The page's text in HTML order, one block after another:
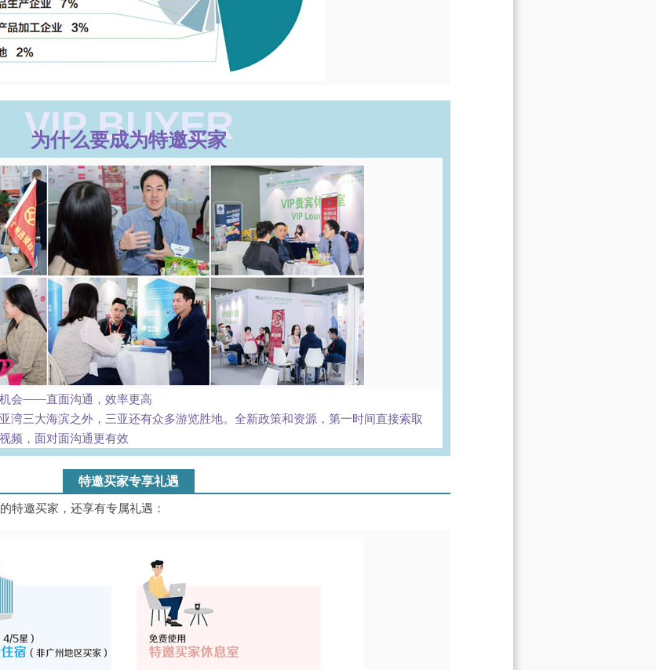
VIP BUYER
为什么要成为特邀买家
会——直面沟通，效率更高
湾三大海滨之外，三亚还有众多游览胜地。全新政策和资源，第一时间直接索取
频，面对面沟通更有效
特邀买家专享礼遇
特邀买家，还享有专属礼遇：